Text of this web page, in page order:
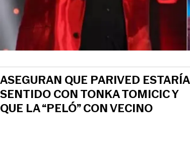
ASEGURAN QUE PARIVED ESTARÍA
SENTIDO CON TONKA TOMICIC Y
QUE LA “PELÓ” CON VECINO